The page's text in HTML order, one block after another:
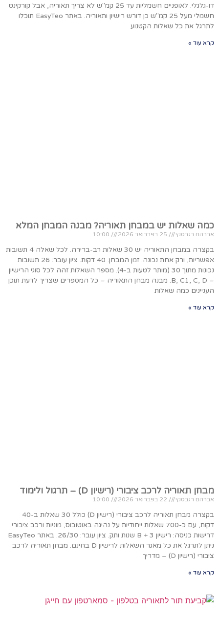
דו-גלגלי. לאופניים חשמליות עד 25 קמ"ש לא צריך תאוריה, אבל קורקינט
חשמלי מעל 25 קמ"ש כן דורש רישיון ותאוריה. באתר EasyTeo תוכלו
לתרגל את כל שאלות הקטנוע
קרא עוד »
כמה שאלות יש במבחן תאוריה? מבנה המבחן המלא
אברהם רגבסקי
בקצרה במבחן התאוריה יש 30 שאלות רב-ברירה. לכל שאלה 4 תשובות
אפשריות, ורק אחת נכונה. זמן המבחן: 40 דקות. ציון עובר: 26 תשובות
נכונות מתוך 30 (מותר לטעות ב-4). מספר השאלות זהה לכל סוגי הרישיון
– B, C1, C, D. מבנה מבחן התאוריה – כל המספרים שצריך לדעת תוכן
העניינים כמה שאלות
קרא עוד »
מבחן תאוריה לרכב ציבורי (רישיון D) – תרגול ולימוד
אברהם רגבסקי
בקצרה מבחן תאוריה לרכב ציבורי (רישיון D) כולל 30 שאלות ב-40
דקות, עם כ-700 שאלות ייחודיות על נהיגה באוטובוס, מוניות ורכב ציבורי.
דרישות כניסה: רישיון B + 3 שנות ותק. ציון עובר: 26/30. באתר EasyTeo
ניתן לתרגל את כל מאגר השאלות לרישיון D בחינם. מבחן תאוריה לרכב
ציבורי (רישיון D) – מדריך
קרא עוד »